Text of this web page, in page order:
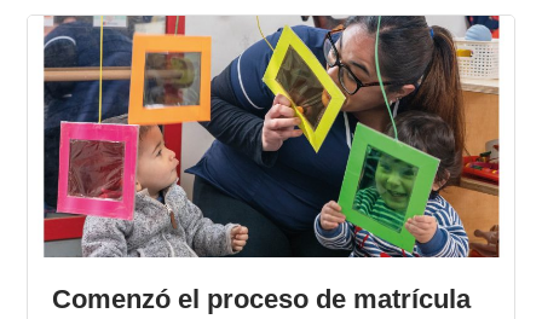
Comenzó el proceso de matrícula